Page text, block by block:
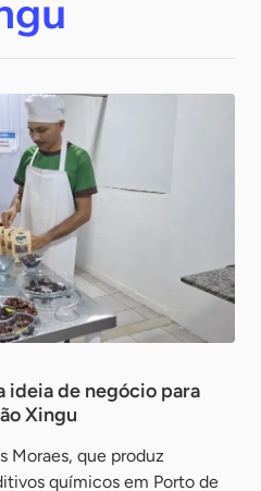
Notícias
ideia de negócio para
Xingu
Moraes, que produz
químicos em Porto de